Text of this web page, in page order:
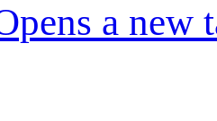
a new